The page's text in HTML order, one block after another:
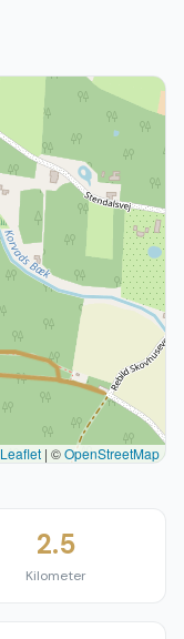
Leaflet | ©OpenStreetMap
2.5
Kilometer